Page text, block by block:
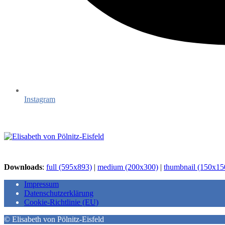
Instagram
Downloads: full (595x893) | medium (200x300) | thumbnail
Impressum
Datenschutzerklärung
Cookie-Richtlinie (EU)
© Elisabeth von Pölnitz-Eisfeld